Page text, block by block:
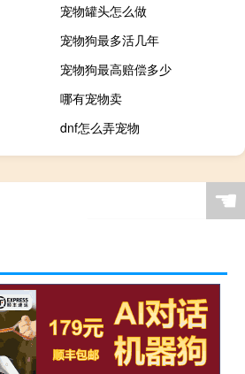
宠物罐头怎么做
宠物狗最多活几年
宠物狗最高赔偿多少
哪有宠物卖
dnf怎么弄宠物
☚